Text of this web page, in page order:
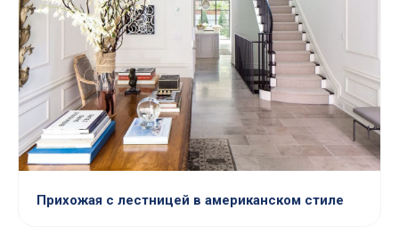
Прихожая с лестницей в американском стиле